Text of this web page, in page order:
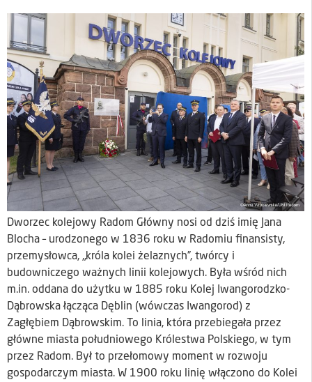
Dworzec kolejowy Radom Główny nosi od dziś imię Jana
Blocha – urodzonego w 1836 roku w Radomiu finansisty,
przemysłowca, „króla kolei żelaznych”, twórcy i
budowniczego ważnych linii kolejowych. Była wśród nich
m.in. oddana do użytku w 1885 roku Kolej Iwangorodzko-
Dąbrowska łącząca Dęblin (wówczas Iwangorod) z
Zagłębiem Dąbrowskim. To linia, która przebiegała przez
główne miasta południowego Królestwa Polskiego, w tym
przez Radom. Był to przełomowy moment w rozwoju
gospodarczym miasta. W 1900 roku linię włączono do Kolei